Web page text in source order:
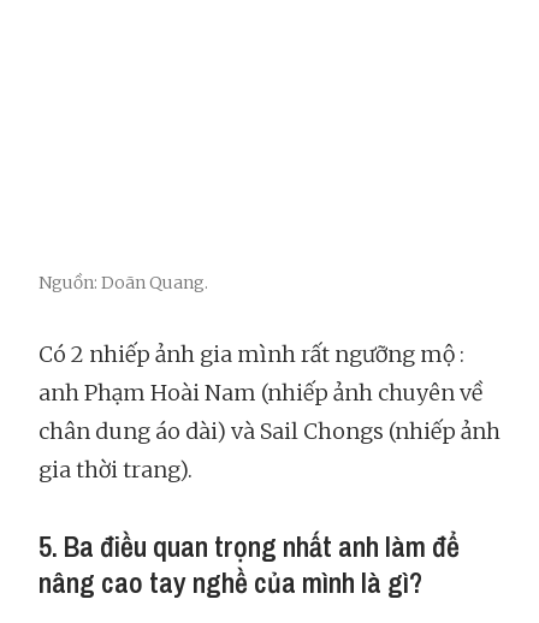
Nguồn: Doãn Quang.
Có 2 nhiếp ảnh gia mình rất ngưỡng mộ :
anh Phạm Hoài Nam (nhiếp ảnh chuyên về
chân dung áo dài) và Sail Chongs (nhiếp ảnh
gia thời trang).
5. Ba điều quan trọng nhất anh làm để
nâng cao tay nghề của mình là gì?